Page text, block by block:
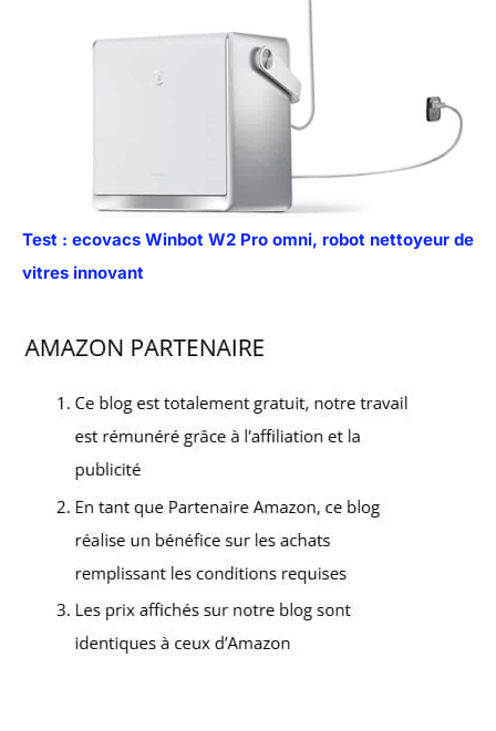
Test : ecovacs Winbot W2 Pro omni, robot nettoyeur de
vitres innovant